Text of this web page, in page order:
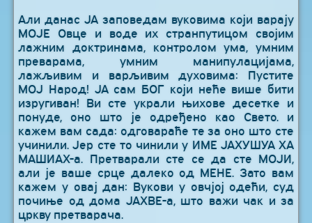
Али данас ЈА заповедам вуковима који варају
МОЈЕ Овце и воде их странпутицом својим
лажним доктринама, контролом ума, умним
преварама, умним манипулацијама,
лажљивим и варљивим духовима: Пустите
МОЈ Народ! ЈА сам БОГ који неће више бити
изругиван! Ви сте украли њихове десетке и
понуде, оно што је одређено као Свето. и
кажем вам сада: одговараће те за оно што сте
учинили. Јер сте то чинили у ИМЕ ЈАХУШУА ХА
МАШИАХ-а. Претварали сте се да сте МОЈИ,
али је ваше срце далеко од МЕНЕ. Зато вам
кажем у овај дан: Вукови у овчјој одећи, суд
почиње од дома ЈАХВЕ-а, што важи чак и за
цркву претварача.